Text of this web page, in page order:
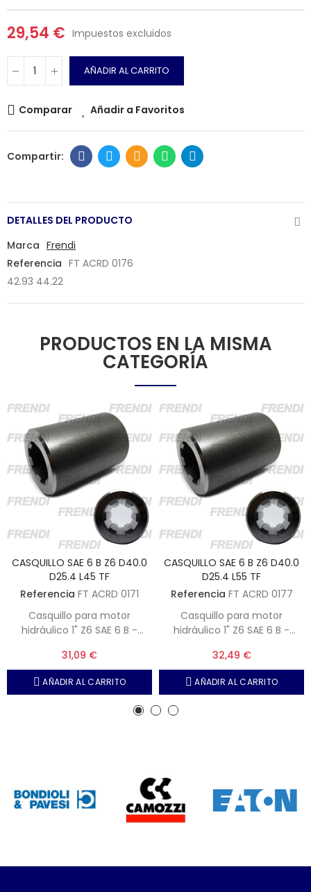
29,54 € Impuestos excluidos
AÑADIR AL CARRITO
Comparar Añadir a Favoritos
DETALLES DEL PRODUCTO
Marca Frendi
Referencia FT ACRD 0176
42.93 44.22
PRODUCTOS EN LA MISMA
CATEGORÍA
CASQUILLO SAE 6 B Z6 D40.0
D25.4 L45 TF
Referencia FT ACRD 0171
Casquillo para motor
hidráulico 1" Z6 SAE 6 B -
Diámetro exterior, 40 mm -
Interior estriazo Z6 1" -
Longitud, 45 mm
31,09 €
AÑADIR AL CARRITO
CASQUILLO SAE 6 B Z6 D40.0
D25.4 L55 TF
Referencia FT ACRD 0177
Casquillo para motor
hidráulico 1" Z6 SAE 6 B -
Diámetro exterior, 40 mm -
Interior estriazo Z6 1" -
Longitud, 55 mm
32,49 €
AÑADIR AL CARRITO